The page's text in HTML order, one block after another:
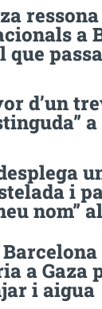
a
d’un
a
i
nom”
a Gaza
i aigua